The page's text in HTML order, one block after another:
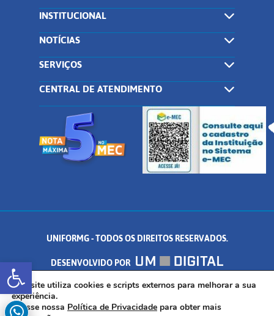
Abrir a barra de ferramentas
INSTITUCIONAL
NOTÍCIAS
SERVIÇOS
CENTRAL DE ATENDIMENTO
UNIFORMG - TODOS OS DIREITOS RESERVADOS.
DESENVOLVIDO POR
AV. DR. ARNALDO DE SENNA, 328 - PALMEIRAS, FORMIGA/MG - CEP:
35.574.530
Este site utiliza cookies e scripts externos para melhorar a sua
experiência.
Acesse nossa Política de Privacidade para obter mais